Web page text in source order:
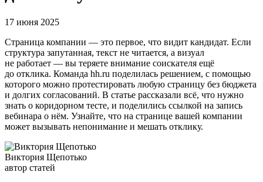
17 июня 2025
Страница компании — это первое, что видит кандидат. Если
структура запутанная, текст не читается, а визуал
не работает — вы теряете внимание соискателя ещё
до отклика. Команда hh.ru поделилась решением, с помощью
которого можно протестировать любую страницу без бюджета
и долгих согласований. В статье рассказали всё, что нужно
знать о коридорном тесте, и поделились ссылкой на запись
вебинара о нём. Узнайте, что на странице вашей компании
может вызывать непонимание и мешать отклику.
Виктория Щепотько
автор статей